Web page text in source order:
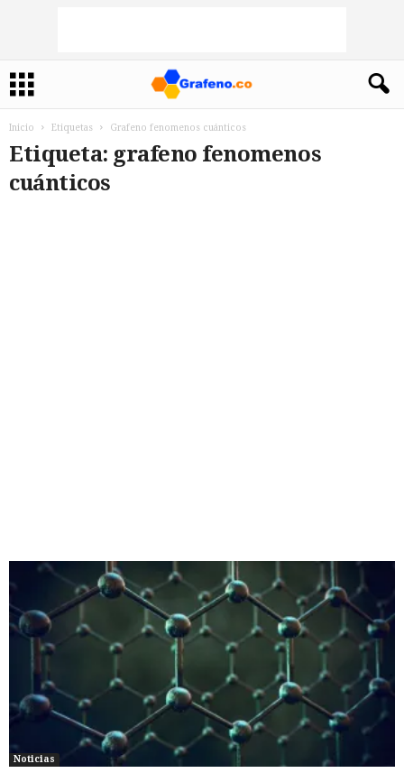
Inicio Etiquetas Grafeno fenomenos cuánticos
Etiqueta: grafeno fenomenos
cuánticos
Noticias